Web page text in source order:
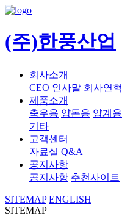
(주)한풍산업
회사소개
CEO 인사말 회사연혁
제품소개
축우용 양돈용 양계용
기타
고객센터
자료실 Q&A
공지사항
공지사항 추천사이트
SITEMAP ENGLISH
SITEMAP